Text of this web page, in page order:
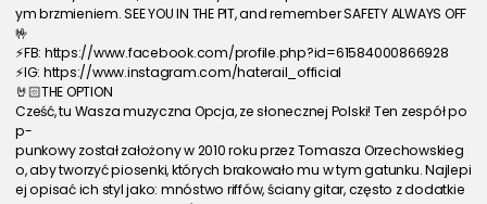
ym brzmieniem. SEE YOU IN THE PIT, and remember SAFETY ALWAYS OFF
🤟
⚡FB: https://www.facebook.com/profile.php?id=61584000866928
⚡IG: https://www.instagram.com/haterail_official
🤘🏻THE OPTION
Cześć, tu Wasza muzyczna Opcja, ze słonecznej Polski! Ten zespół po
p-
punkowy został założony w 2010 roku przez Tomasza Orzechowskieg
o, aby tworzyć piosenki, których brakowało mu w tym gatunku. Najlepi
ej opisać ich styl jako: mnóstwo riffów, ściany gitar, często z dodatkie